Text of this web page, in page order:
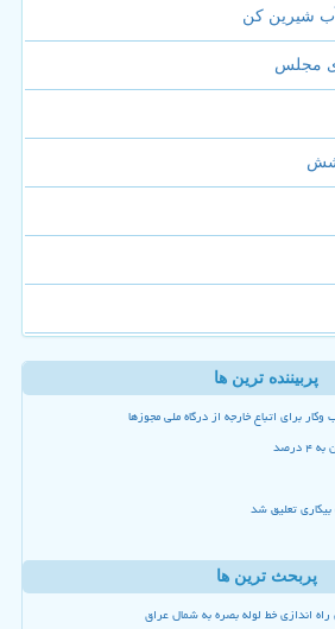
شیرین کن
مجلس
پربیننده ترین ها
برای اتباع خارجه از درگاه ملی مجوزها
بیکاری تعلیق شد
پربحث ترین ها
اندازی خط لوله بصره به شمال عراق